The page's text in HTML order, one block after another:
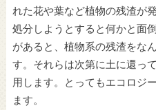
れた花や葉など植物の残渣が
処分しようとすると何かと面
があると、植物系の残渣をな
す。それらは次第に土に還っ
用します。とってもエコロジ
ます。